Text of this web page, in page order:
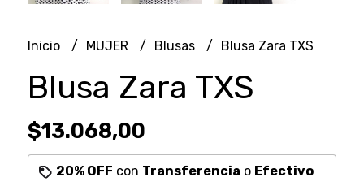
Inicio MUJER Blusas Blusa Zara TXS
Blusa Zara TXS
$13.068,00
20% OFF con Transferencia o Efectivo